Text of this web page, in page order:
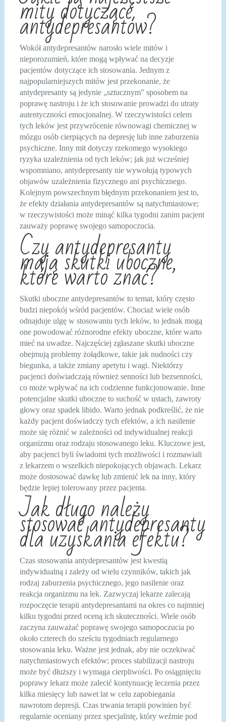
mity dotyczące
antydepresantów?
Wokół antydepresantów narosło wiele mitów i
nieporozumień, które mogą wpływać na decyzje
pacjentów dotyczące ich stosowania. Jednym z
najpopularniejszych mitów jest przekonanie, że
antydepresanty są jedynie „sztucznym” sposobem na
poprawę nastroju i że ich stosowanie prowadzi do utraty
autentyczności emocjonalnej. W rzeczywistości celem
tych leków jest przywrócenie równowagi chemicznej w
mózgu osób cierpiących na depresję lub inne zaburzenia
psychiczne. Inny mit dotyczy rzekomego wysokiego
ryzyka uzależnienia od tych leków; jak już wcześniej
wspomniano, antydepresanty nie wywołują typowych
objawów uzależnienia fizycznego ani psychicznego.
Kolejnym powszechnym błędnym przekonaniem jest to,
że efekty działania antydepresantów są natychmiastowe;
w rzeczywistości może minąć kilka tygodni zanim pacjent
zauważy poprawę swojego samopoczucia.
Czy antydepresanty
mają skutki uboczne,
które warto znać?
Skutki uboczne antydepresantów to temat, który często
budzi niepokój wśród pacjentów. Chociaż wiele osób
odnajduje ulgę w stosowaniu tych leków, to jednak mogą
one powodować różnorodne efekty uboczne, które warto
mieć na uwadze. Najczęściej zgłaszane skutki uboczne
obejmują problemy żołądkowe, takie jak nudności czy
biegunka, a także zmiany apetytu i wagi. Niektórzy
pacjenci doświadczają również senności lub bezsenności,
co może wpływać na ich codzienne funkcjonowanie. Inne
potencjalne skutki uboczne to suchość w ustach, zawroty
głowy oraz spadek libido. Warto jednak podkreślić, że nie
każdy pacjent doświadczy tych efektów, a ich nasilenie
może się różnić w zależności od indywidualnej reakcji
organizmu oraz rodzaju stosowanego leku. Kluczowe jest,
aby pacjenci byli świadomi tych możliwości i rozmawiali
z lekarzem o wszelkich niepokojących objawach. Lekarz
może dostosować dawkę lub zmienić lek na inny, który
będzie lepiej tolerowany przez pacjenta.
Jak długo należy
stosować antydepresanty
dla uzyskania efektu?
Czas stosowania antydepresantów jest kwestią
indywidualną i zależy od wielu czynników, takich jak
rodzaj zaburzenia psychicznego, jego nasilenie oraz
reakcja organizmu na lek. Zazwyczaj lekarze zalecają
rozpoczęcie terapii antydepresantami na okres co najmniej
kilku tygodni przed oceną ich skuteczności. Wiele osób
zaczyna zauważać poprawę swojego samopoczucia po
około czterech do sześciu tygodniach regularnego
stosowania leku. Ważne jest jednak, aby nie oczekiwać
natychmiastowych efektów; proces stabilizacji nastroju
może być dłuższy i wymaga cierpliwości. Po osiągnięciu
poprawy lekarz może zalecić kontynuację leczenia przez
kilka miesięcy lub nawet lat w celu zapobiegania
nawrotom depresji. Czas trwania terapii powinien być
regularnie oceniany przez specjalistę, który weźmie pod